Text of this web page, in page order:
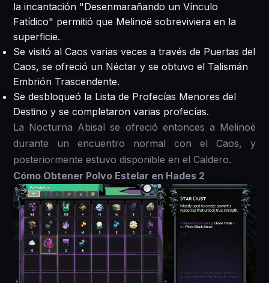
la incantación "Desenmarañando un Vínculo
Fatídico" permitió que Melinoë sobreviviera en la
superficie.
Se visitó al Caos varias veces a través de Puertas del
Caos, se ofreció un Néctar y se obtuvo el Talismán
Embrión Trascendente.
Se desbloqueó la Lista de Profecías Menores del
Destino y se completaron varias profecías.
La Nocturna Abisal se ofreció entonces a Melinoë
durante un encuentro normal con el Caos, y
posteriormente estuvo disponible en el Caldero.
Cómo Obtener Polvo Estelar en Hades 2